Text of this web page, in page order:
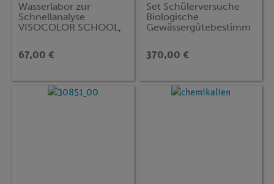
Wasserlabor zur
Schnellanalyse
VISOCOLOR SCHOOL,
67,00 €
Set Schülerversuche
Biologische
Gewässergütebestimm
370,00 €